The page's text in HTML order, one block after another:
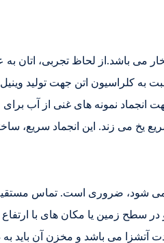
می باشد.از لحاظ تجربی، اتان
کلراسیون اتن جهت تولید وینیل
انجماد نمونه های غنی از آب
شود، ضروری است. تماس مستقیم
سطح زمین یا مکان های با
آتشزا می باشد و مخزن آن